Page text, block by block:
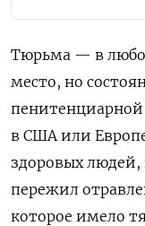
Тюрьма — в
место, но
в США или
здоровых людей,
пережил
которое имело